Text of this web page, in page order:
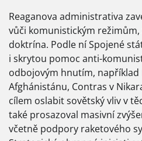
Reaganova administrativa
vůči komunistickým režimům,
doktrína. Podle ní Spojené
i skrytou pomoc anti-
odbojovým hnutím, například
Afghánistánu, Contras v
cílem oslabit sovětský vliv v
také prosazoval masivní
včetně podpory raketového